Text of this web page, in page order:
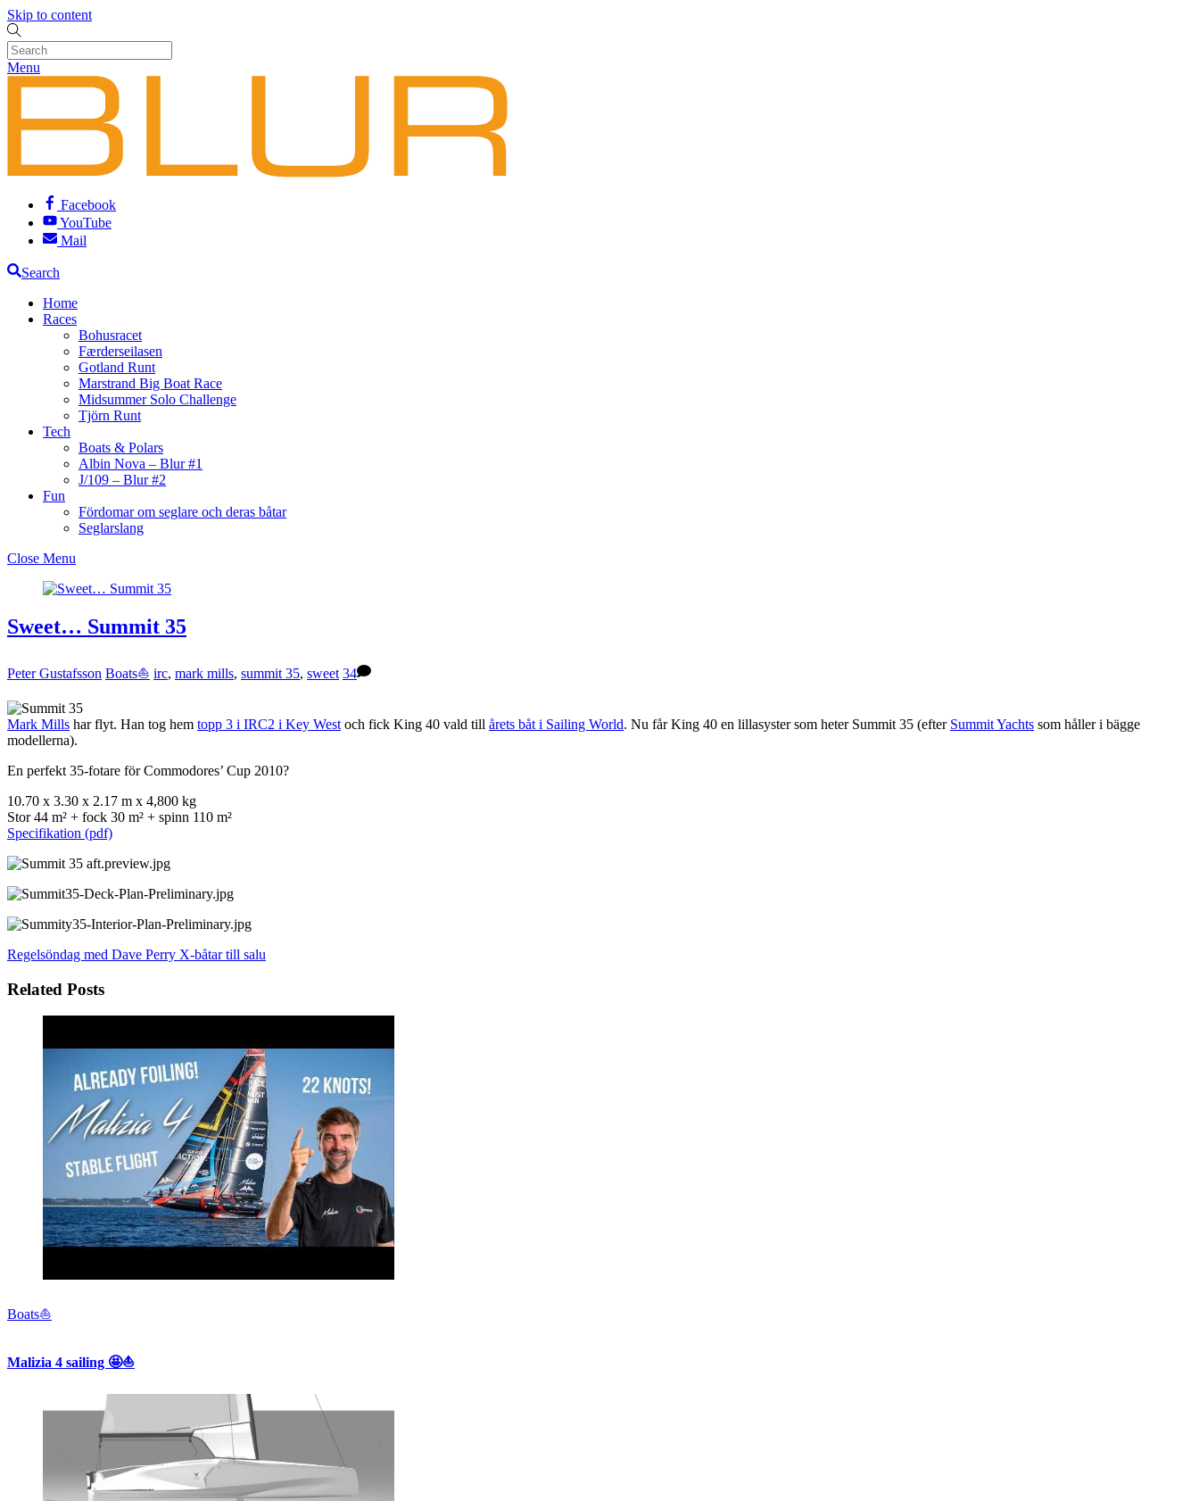
Skip to content
Menu
Facebook
YouTube
Mail
Search
Home
Races
Bohusracet
Færderseilasen
Gotland Runt
Marstrand Big Boat Race
Midsummer Solo Challenge
Tjörn Runt
Tech
Boats & Polars
Albin Nova – Blur #1
J/109 – Blur #2
Fun
Fördomar om seglare och deras båtar
Seglarslang
Close Menu
Sweet… Summit 35
Peter Gustafsson Boats⛵️ irc, mark mills, summit 35, sweet 34
Mark Mills har flyt. Han tog hem topp 3 i IRC2 i Key West och fick King 40 vald till årets båt i Sailing World. Nu får King 40 en lillasyster som heter Summit 35 (efter Summit Yachts som håller i bägge
modellerna).
En perfekt 35-fotare för Commodores’ Cup 2010?
10.70 x 3.30 x 2.17 m x 4,800 kg
Stor 44 m² + fock 30 m² + spinn 110 m²
Specifikation (pdf)
Regelsöndag med Dave Perry X-båtar till salu
Related Posts
Boats⛵️
Malizia 4 sailing 🤩⛵️